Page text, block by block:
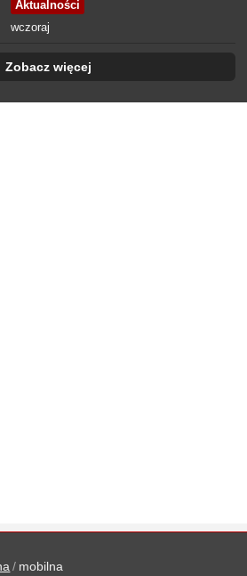
Aktualności
wczoraj
Zobacz więcej
/ mobilna